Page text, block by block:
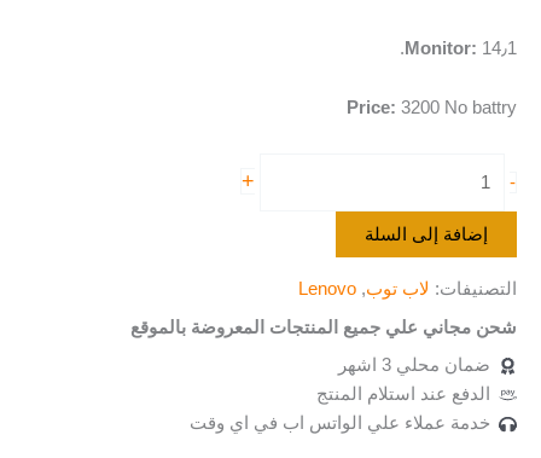
Monitor: 14٫1.
Price: 3200 No battry
-
+
إضافة إلى السلة
التصنيفات: لاب توب,
Lenovo
شحن مجاني علي جميع المنتجات المعروضة بالموقع
ضمان محلي 3 اشهر
الدفع عند استلام المنتج
خدمة عملاء علي الواتس اب في اي وقت